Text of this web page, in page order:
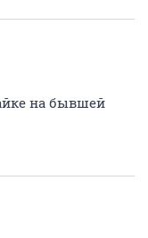
на бывшей